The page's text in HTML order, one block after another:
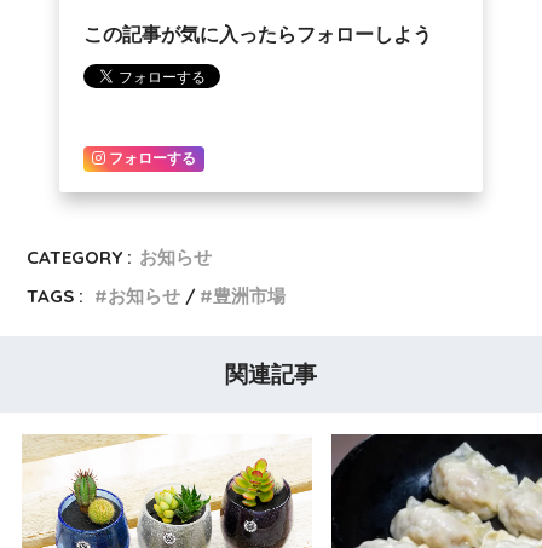
この記事が気に入ったらフォローしよう
フォローする
CATEGORY : お知らせ
TAGS :
お知らせ 豊洲市場
関連記事